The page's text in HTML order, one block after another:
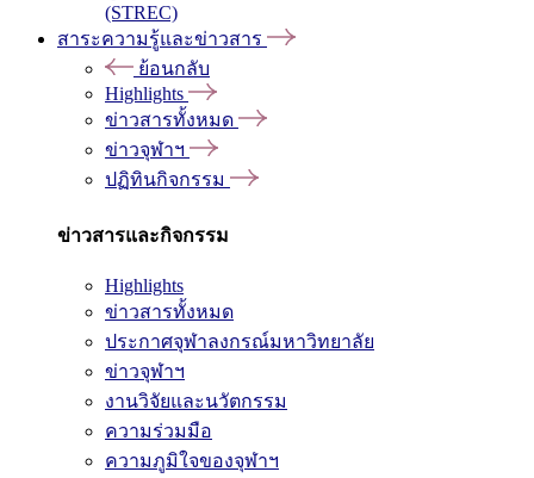
(STREC)
สาระความรู้และข่าวสาร
ย้อนกลับ
Highlights
ข่าวสารทั้งหมด
ข่าวจุฬาฯ
ปฏิทินกิจกรรม
ข่าวสารและกิจกรรม
Highlights
ข่าวสารทั้งหมด
ประกาศจุฬาลงกรณ์มหาวิทยาลัย
ข่าวจุฬาฯ
งานวิจัยและนวัตกรรม
ความร่วมมือ
ความภูมิใจของจุฬาฯ